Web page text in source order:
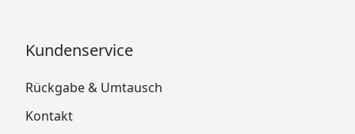
Kundenservice
Rückgabe & Umtausch
Kontakt